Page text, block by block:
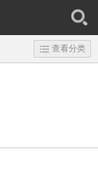
查看分类